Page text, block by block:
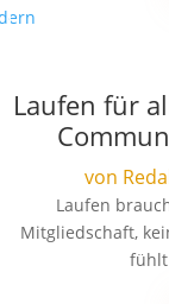
Laufen für
von
Laufen
Mitgliedschaft,
fühlt